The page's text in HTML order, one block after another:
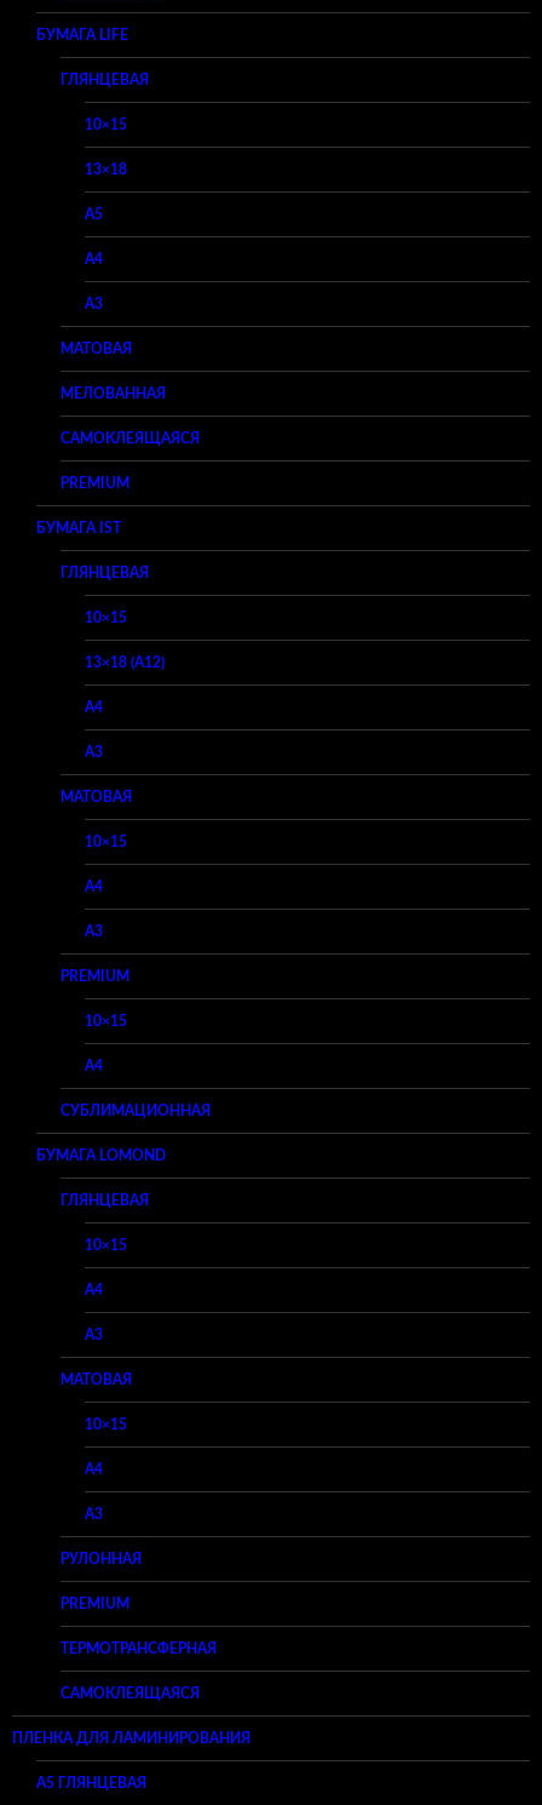
БУМАГА LIFE
ГЛЯНЦЕВАЯ
10×15
13×18
A5
A4
A3
МАТОВАЯ
МЕЛОВАННАЯ
САМОКЛЕЯЩАЯСЯ
PREMIUM
БУМАГА IST
ГЛЯНЦЕВАЯ
10×15
13×18 (A12)
A4
A3
МАТОВАЯ
10×15
A4
A3
PREMIUM
10×15
A4
СУБЛИМАЦИОННАЯ
БУМАГА LOMOND
ГЛЯНЦЕВАЯ
10×15
A4
A3
МАТОВАЯ
10×15
A4
A3
РУЛОННАЯ
PREMIUM
ТЕРМОТРАНСФЕРНАЯ
САМОКЛЕЯЩАЯСЯ
ПЛЕНКА ДЛЯ ЛАМИНИРОВАНИЯ
A5 ГЛЯНЦЕВАЯ